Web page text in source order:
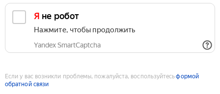
Я не робот
Нажмите, чтобы продолжить
Yandex SmartCaptcha
Если у вас возникли проблемы, пожалуйста, воспользуйтесьформой
обратной связи